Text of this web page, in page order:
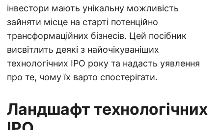
інвестори мають унікальну можливість
зайняти місце на старті потенційно
трансформаційних бізнесів. Цей посібник
висвітлить деякі з найочікуваніших
технологічних IPO року та надасть уявлення
про те, чому їх варто спостерігати.
Ландшафт технологічних